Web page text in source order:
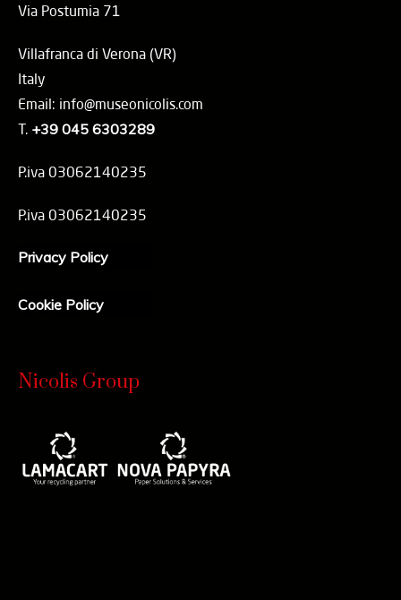
Via Postumia 71
Villafranca di Verona (VR)
Italy
Email: info@museonicolis.com
T. +39 045 6303289
P.iva 03062140235
P.iva 03062140235
Privacy Policy
Cookie Policy
Nicolis Group